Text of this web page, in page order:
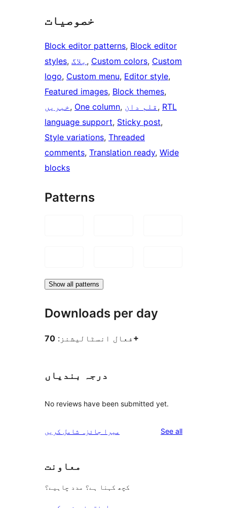
خصوصیات
Block editor patterns, Block editor
styles, بلاگ , Custom colors, Custom
logo, Custom menu, Editor style
Featured images, Block themes
خبریں, One column, قلم دان , RTL
language support, Sticky post
Style variations, Threaded
comments, Translation ready, Wide
blocks
Patterns
Show all patterns
Downloads per day
فعال انسٹالیشنز: 70+
درجہ بندیاں
No reviews have been submitted yet.
میرا جائزہ شامل کریں See allreviews
معاونت
کچھ کہنا ہے؟ مدد چاہیے؟